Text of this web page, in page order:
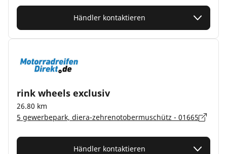
Händler kontaktieren
rink wheels exclusiv
26.80 km
5 gewerbepark, diera-zehrenotobermuschütz - 01665
Händler kontaktieren